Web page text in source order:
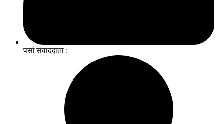
पर्सा संवाददाता :